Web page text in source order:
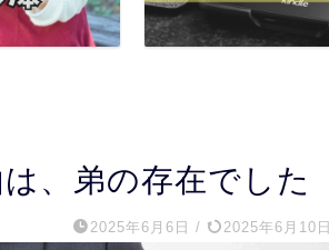
、弟の存在でした
2025年6月6日 / 2025年6月10日